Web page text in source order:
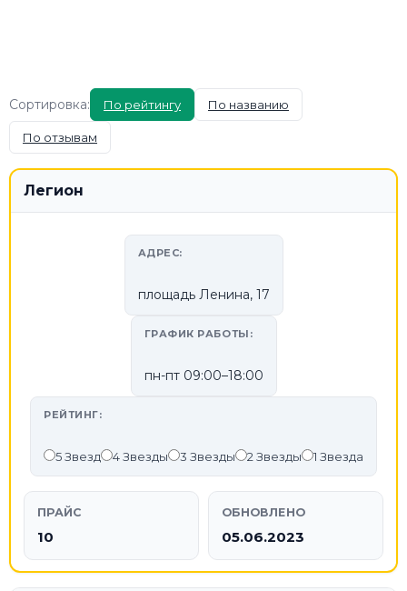
Сортировка: По рейтингу По названию
По отзывам
Легион
АДРЕС:
площадь Ленина, 17
ГРАФИК РАБОТЫ:
пн-пт 09:00–18:00
РЕЙТИНГ:
5 Звезд 4 Звезды 3 Звезды 2 Звезды 1 Звезда
ПРАЙС
10
ОБНОВЛЕНО
05.06.2023